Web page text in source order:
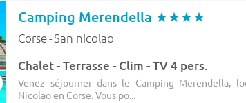
Camping Merendella ★★★★
Corse-San nicolao
Chalet - Terrasse - Clim - TV 4 pers.
Venez séjourner dans le Camping Merendella,
Nicolao en Corse. Vous po...